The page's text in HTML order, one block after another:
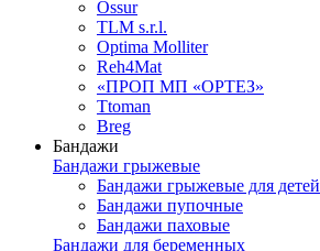
Ossur
TLM s.r.l.
Optima Molliter
Reh4Mat
«ПРОП МП «ОРТЕЗ»
Ttoman
Breg
Бандажи
Бандажи грыжевые
Бандажи грыжевые для детей
Бандажи пупочные
Бандажи паховые
Бандажи для беременных